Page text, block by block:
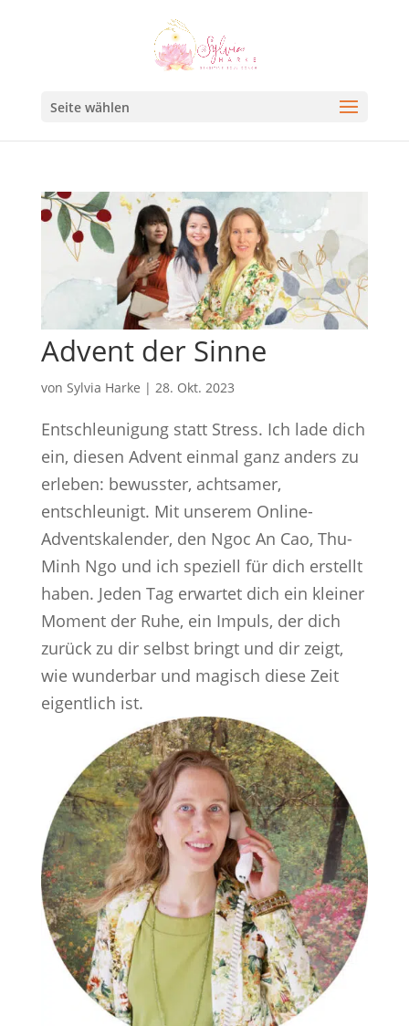
Seite wählen
Advent der Sinne
von Sylvia Harke | 28. Okt. 2023
Entschleunigung statt Stress. Ich lade dich
ein, diesen Advent einmal ganz anders zu
erleben: bewusster, achtsamer,
entschleunigt. Mit unserem Online-
Adventskalender, den Ngoc An Cao, Thu-
Minh Ngo und ich speziell für dich erstellt
haben. Jeden Tag erwartet dich ein kleiner
Moment der Ruhe, ein Impuls, der dich
zurück zu dir selbst bringt und dir zeigt,
wie wunderbar und magisch diese Zeit
eigentlich ist.